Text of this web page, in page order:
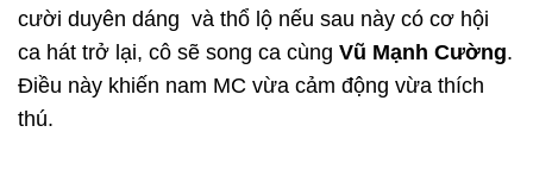
cười duyên dáng và thổ lộ nếu sau này có cơ hội
ca hát trở lại, cô sẽ song ca cùng Vũ Mạnh Cường.
Điều này khiến nam MC vừa cảm động vừa thích
thú.